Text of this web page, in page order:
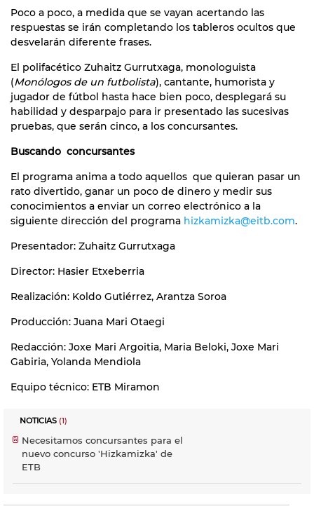
Poco a poco, a medida que se vayan acertando las
respuestas se irán completando los tableros ocultos que
desvelarán diferente frases.
El polifacético Zuhaitz Gurrutxaga, monologuista
(Monólogos de un futbolista), cantante, humorista y
jugador de fútbol hasta hace bien poco, desplegará su
habilidad y desparpajo para ir presentado las sucesivas
pruebas, que serán cinco, a los concursantes.
Buscando concursantes
El programa anima a todo aquellos que quieran pasar un
rato divertido, ganar un poco de dinero y medir sus
conocimientos a enviar un correo electrónico a la
siguiente dirección del programa hizkamizka@eitb.com.
Presentador: Zuhaitz Gurrutxaga
Director: Hasier Etxeberria
Realización: Koldo Gutiérrez, Arantza Soroa
Producción: Juana Mari Otaegi
Redacción: Joxe Mari Argoitia, Maria Beloki, Joxe Mari
Gabiria, Yolanda Mendiola
Equipo técnico: ETB Miramon
NOTICIAS (1)
Necesitamos concursantes para el
nuevo concurso 'Hizkamizka' de
ETB